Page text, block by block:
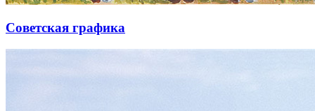
Советская графика